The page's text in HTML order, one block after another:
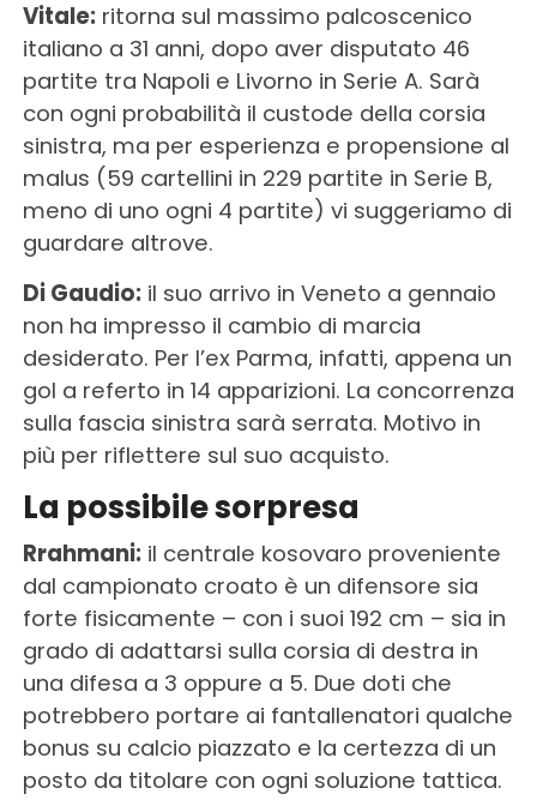
Vitale:ritorna sul massimo palcoscenico
italiano a 31 anni, dopo aver disputato 46
partite tra Napoli e Livorno in Serie A. Sarà
con ogni probabilità il custode della corsia
sinistra, ma per esperienza e propensione al
malus (59 cartellini in 229 partite in Serie B,
meno di uno ogni 4 partite) vi suggeriamo di
guardare altrove.
Di Gaudio:il suo arrivo in Veneto a gennaio
non ha impresso il cambio di marcia
desiderato. Per l’ex Parma, infatti, appena un
gol a referto in 14 apparizioni. La concorrenza
sulla fascia sinistra sarà serrata. Motivo in
più per riflettere sul suo acquisto.
La possibile sorpresa
Rrahmani:il centrale kosovaro proveniente
dal campionato croato è un difensore sia
forte fisicamente – con i suoi 192 cm – sia in
grado di adattarsi sulla corsia di destra in
una difesa a 3 oppure a 5. Due doti che
potrebbero portare ai fantallenatori qualche
bonus su calcio piazzato e la certezza di un
posto da titolare con ogni soluzione tattica.